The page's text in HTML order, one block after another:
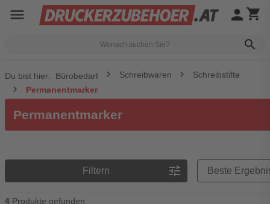
menu
search
person shopping_cart
Du bist hier: Bürobedarf Schreibwaren
Schreibstifte
Permanentmarker
Permanentmarker
Filtern tune
4 Produkte gefunden